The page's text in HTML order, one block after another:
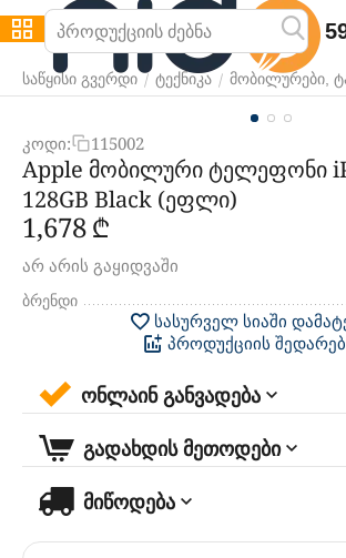
საწყისი გვერდი / ტექნიკა / მობილურები,
კოდი: 115002
Apple მობილური ტელეფონი
128GB Black (ეფლი)
1,678₾
არ არის გაყიდვაში
ბრენდი
სასურველ სიაში
პროდუქციის
ონლაინ განვადება
გადახდის მეთოდები
მიწოდება